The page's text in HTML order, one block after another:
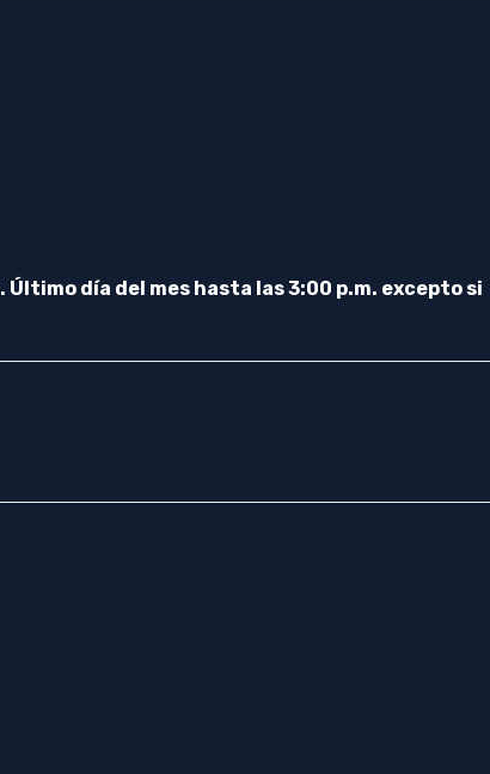
Último día del mes hasta las 3:00 p.m. excepto si